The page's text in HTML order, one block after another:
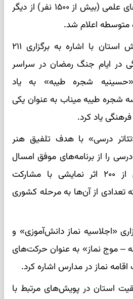
دانش‌آموزان در المپیادهای علمی (بیش از ۱۵۰۰ نفر) از دیگر
متوسطه اعلام شد.
مدیرکل آموزش و پرورش استان با اشاره به برگزاری ۲۱۱
در ایام جنگ رمضان در سراسر
«حسینیه شجره طیبه» به یاد
شجره طیبه میناب به عنوان یکی
یاد کرد.
درسی» با هدف تلفیق هنر
را از برنامه‌های موفق امسال
دانست و گفت: بیش از ۲۰۰ اثر نمایشی با مشارکت
تعدادی از آن‌ها به مرحله کشوری
«اجلاسیه نماز دانش‌آموزی» و
– موج نماز» به عنوان حرکت‌های
نماز در مدارس اشاره کرد.
استان در پویش‌های مرتبط با